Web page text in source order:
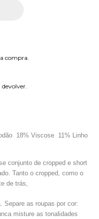
compra.
18% Viscose 11% Linho
conjunto de cropped e short
Tanto o cropped, como o
de trás,
Separe as roupas por cor:
misture as tonalidades